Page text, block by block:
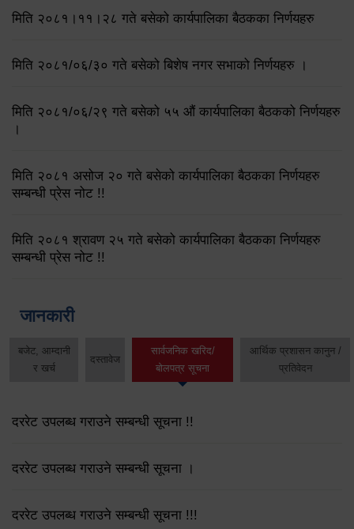
मिति २०८१।११।२८ गते बसेको कार्यपालिका बैठकका निर्णयहरु
मिति २०८१/०६/३० गते बसेको बिशेष नगर सभाको निर्णयहरु ।
मिति २०८१/०६/२९ गते बसेको ५५ औं कार्यपालिका बैठकको निर्णयहरु
।
मिति २०८१ असोज २० गते बसेको कार्यपालिका बैठकका निर्णयहरु
सम्बन्धी प्रेस नोट !!
मिति २०८१ श्रावण २५ गते बसेको कार्यपालिका बैठकका निर्णयहरु
सम्बन्धी प्रेस नोट !!
जानकारी
बजेट, आम्दानी
र खर्च
दस्तावेज
सार्वजनिक खरिद/
बोलपत्र सूचना
आर्थिक प्रशासन कानुन /
प्रतिवेदन
दररेट उपलब्ध गराउने सम्बन्धी सूचना !!
दररेट उपलब्ध गराउने सम्बन्धी सूचना ।
दररेट उपलब्ध गराउने सम्बन्धी सूचना !!!